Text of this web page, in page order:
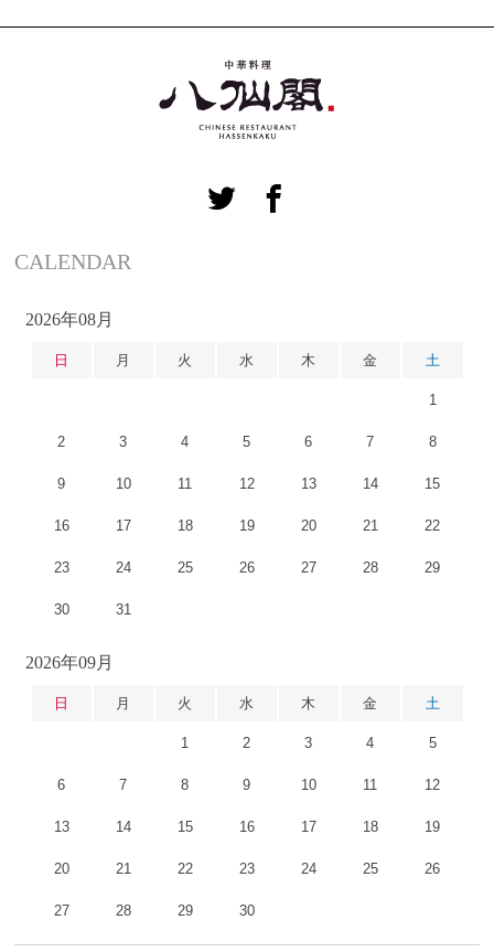
CALENDAR
2026年08月
日 月 火 水 木 金 土
1
2 3 4 5 6 7 8
9 10 11 12 13 14 15
16 17 18 19 20 21 22
23 24 25 26 27 28 29
30 31
2026年09月
日 月 火 水 木 金 土
1 2 3 4 5
6 7 8 9 10 11 12
13 14 15 16 17 18 19
20 21 22 23 24 25 26
27 28 29 30